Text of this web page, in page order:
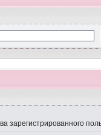
зарегистрированного